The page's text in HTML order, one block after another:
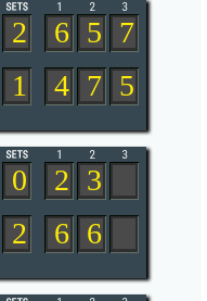
2
1
6 5 7
4 7 5
0
2
2 3
6 6